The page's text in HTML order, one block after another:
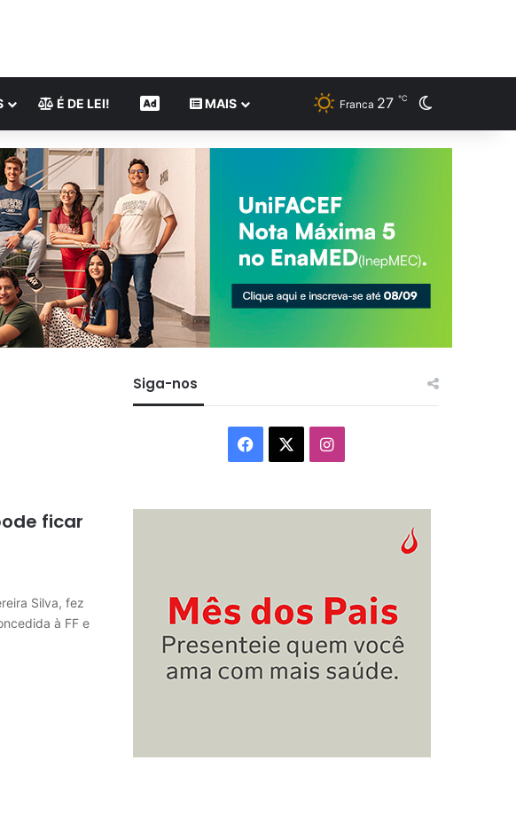
É DE LEI! CONTEÚDO DE MARCA
MAIS Franca 27 ℃
ficar
Silva, fez
à FF e
Siga-nos
Facebook Instagram